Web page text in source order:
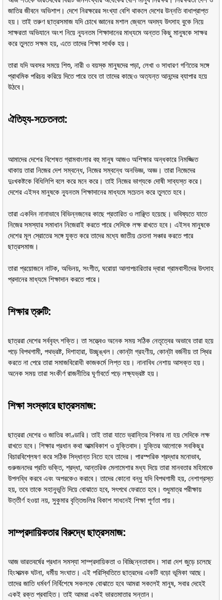
জাতির জীবনে অভিশাপ। দেশে নিরক্ষরের সংখ্যা বেশি থাকলে দেশের উন্নতি বাধাপ্রাপ্ত
হয়। তাই তরুণ ছাত্রসমাজ যদি চোখে জ্ঞানের মশাল জ্বেলে অদম্য উৎসাহ বুকে নিয়ে
সাক্ষরতা অভিযানে অংশ নিয়ে ন্যূনতম শিক্ষাদানের মাধ্যমে অন্তত কিছু মানুষকে সাক্ষর
করে তুলতে সক্ষম হয়, এতে তাদের শিক্ষা সার্থক হয়।
তারা যদি অবসর সময়ে শিশু, নারী ও বয়স্ক মানুষদের পড়া, লেখা ও সাধারণ গণিতের সঙ্গে
প্রাথমিক পরিচয় করিয়ে দিতে পারে তবে তা তাদের কাছেও অত্যন্ত আনন্দের ব্যাপার হয়ে
উঠবে।
ঐতিহ্য-সচেতনতা:
আমাদের দেশের বিশেষত গ্রামবাংলার বহু মানুষ আজও অশিক্ষার অন্ধকারে নিমজ্জিত
থাকায় তারা নিজের দেশ সম্বন্ধে, নিজের সম্বন্ধে অনভিজ্ঞ, অজ্ঞ। তারা নিজেদের
দুঃখকষ্টকে বিধিলিপি বলে করে মনে করে। তাই নিজের ভাগ্যকে দোষী সাব্যস্ত করে।
দেশের এইসব মানুষকে ন্যূনতম শিক্ষাদানের মাধ্যমে সচেতন করে তুলতে হবে।
তারা একদিন নানাভাবে বিভিন্নজনের কাছে প্রতারিত ও লাঞ্ছিত হয়েছে। ভবিষ্যতে যাতে
নিজের সমস্যার সমাধান নিজেরাই করতে পারে সেদিকে লক্ষ রাখতে হবে। এইসব মানুষকে
দেশের মূল স্রোতের সঙ্গে যুক্ত করে তাদের মধ্যে জাতীয় চেতনা সঞ্চার করতে পারে
ছাত্রসমাজ।
তারা প্রয়োজনে নাটক, অভিনয়, সংগীত, ঘরোয়া আলাপচারিতার দ্বারা গ্রামবাসীদের উৎসাহ
প্রদানের মাধ্যমে শিক্ষাদান করতে পারে।
শিক্ষার ত্রুটি:
ছাত্ররা দেশের সর্ববৃহৎ শক্তি। তা সত্ত্বেও অনেক সময় সঠিক নেতৃত্বের অভাবে তারা হয়ে
পড়ে বিপথগামী, পথভ্রষ্ট, দিশাহারা, উচ্ছৃঙ্খল। কোন্‌টা গ্রহণীয়, কোন্‌টা বর্জনীয় তা স্থির
করতে না পেরে তারা সমাজবিরোধী কাজকর্মে লিপ্ত হয়। নানাবিধ নেশায় আসক্ত হয়।
অনেক সময় তারা সংকীর্ণ রাজনীতির ঘূর্ণাবর্তে পড়ে লক্ষ্যভ্রষ্ট হয়।
শিক্ষা সংস্কারে ছাত্রসমাজ:
ছাত্ররা দেশের ও জাতির কাণ্ডারি। তাই তারা যাতে ভ্রান্তির শিকার না হয় সেদিকে লক্ষ
রাখতে হবে। শিক্ষার প্রধান কথা আত্মবিকাশ ও যুক্তিবাদ। যুক্তির আলোকে সবকিছুর
বিচারবিশ্লেষণ করে সঠিক সিদ্ধান্ত নিতে হবে তাদের। পারস্পরিক শ্রদ্ধার মনোভাব,
গুরুজনদের প্রতি ভক্তি, শ্রদ্ধা, আন্তরিক মেলামেশার মধ্য দিয়ে তারা মানবতার মহিমাকে
উপলব্ধি করবে এবং অপরকেও করাবে। তাদের কোনো বন্ধু যদি বিপথগামী হয়, নেশাগ্রস্ত
হয়, তবে তাকে সহানুভূতি দিয়ে বোঝাতে হবে, সৎপথে ফেরাতে হবে। শুধুমাত্র পরীক্ষায়
উত্তীর্ণ হওয়া নয়, সুকুমার বৃত্তিগুলির বিকাশ সাধনেই শিক্ষা পূর্ণতা পায়।
সাম্প্রদায়িকতার বিরুদ্ধে ছাত্রসমাজ:
আজ ভারতবর্ষের প্রধান সমস্যা সাম্প্রদায়িকতা ও বিচ্ছিন্নতাবাদ। সারা দেশ জুড়ে চলেছে
হিংসাত্মক ঘটনা, ধর্মীয় সংঘাত। এই পরিস্থিতিতে ছাত্রদের একটি বড়ো ভূমিকা আছে।
তাদের জাতি ধর্মবর্ণ নির্বিশেষে সকলকে বোঝাতে হবে আমরা সকলেই মানুষ, সবার দেহেই
একই রক্ত প্রবাহিত। তাই আমরা একই ভারতমাতার সন্তান।